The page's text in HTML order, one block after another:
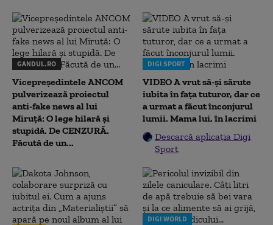
GANDUL.RO
Vicepreședintele ANCOM
pulverizează proiectul
anti-fake news al lui
Miruță: O lege hilară și
stupidă. De CENZURĂ.
Făcută de un...
DIGI SPORT
VIDEO A vrut să-și sărute
iubita în fața tuturor, dar ce
a urmat a făcut înconjurul
lumii. Mama lui, în lacrimi
Descarcă aplicația Digi
Sport
DIGI WORLD